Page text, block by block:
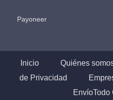
Payoneer
Inicio Quiénes
de Privacidad
EnvíoTodo